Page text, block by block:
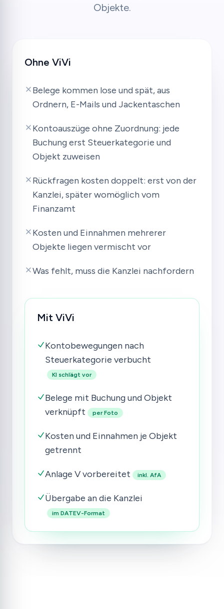
Objekte.
Ohne ViVi
Belege kommen lose und spät, aus
Ordnern, E-Mails und Jackentaschen
Kontoauszüge ohne Zuordnung: jede
Buchung erst Steuerkategorie und
Objekt zuweisen
Rückfragen kosten doppelt: erst von der
Kanzlei, später womöglich vom
Finanzamt
Kosten und Einnahmen mehrerer
Objekte liegen vermischt vor
Was fehlt, muss die Kanzlei nachfordern
Mit ViVi
Kontobewegungen nach
Steuerkategorie verbucht
KI schlägt vor
Belege mit Buchung und Objekt
verknüpft
per Foto
Kosten und Einnahmen je Objekt
getrennt
Anlage V vorbereitet inkl. AfA
Übergabe an die Kanzlei
im DATEV-Format